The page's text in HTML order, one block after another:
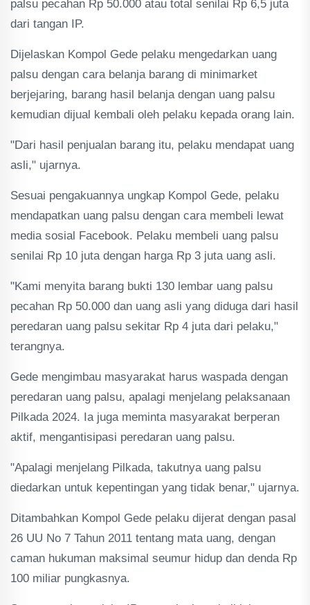
palsu pecahan Rp 50.000 atau total senilai Rp 6,5 juta
dari tangan IP.
Dijelaskan Kompol Gede pelaku mengedarkan uang
palsu dengan cara belanja barang di minimarket
berjejaring, barang hasil belanja dengan uang palsu
kemudian dijual kembali oleh pelaku kepada orang lain.
"Dari hasil penjualan barang itu, pelaku mendapat uang
asli," ujarnya.
Sesuai pengakuannya ungkap Kompol Gede, pelaku
mendapatkan uang palsu dengan cara membeli lewat
media sosial Facebook. Pelaku membeli uang palsu
senilai Rp 10 juta dengan harga Rp 3 juta uang asli.
"Kami menyita barang bukti 130 lembar uang palsu
pecahan Rp 50.000 dan uang asli yang diduga dari hasil
peredaran uang palsu sekitar Rp 4 juta dari pelaku,"
terangnya.
Gede mengimbau masyarakat harus waspada dengan
peredaran uang palsu, apalagi menjelang pelaksanaan
Pilkada 2024. Ia juga meminta masyarakat berperan
aktif, mengantisipasi peredaran uang palsu.
"Apalagi menjelang Pilkada, takutnya uang palsu
diedarkan untuk kepentingan yang tidak benar," ujarnya.
Ditambahkan Kompol Gede pelaku dijerat dengan pasal
26 UU No 7 Tahun 2011 tentang mata uang, dengan
caman hukuman maksimal seumur hidup dan denda Rp
100 miliar pungkasnya.